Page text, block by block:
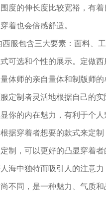
度的伸长度比较宽裕，有
着也会倍感舒适。
服包含三大要素：面料、
可选和个性的展示。定做
体师的亲自量体和制版师
定制者灵活地根据自己的
你的内在魅力，有利于个
据穿着者想要的款式来定
制，可以更好的凸显穿着
海中独特而吸引人的注意
不同，是一种魅力、气质和